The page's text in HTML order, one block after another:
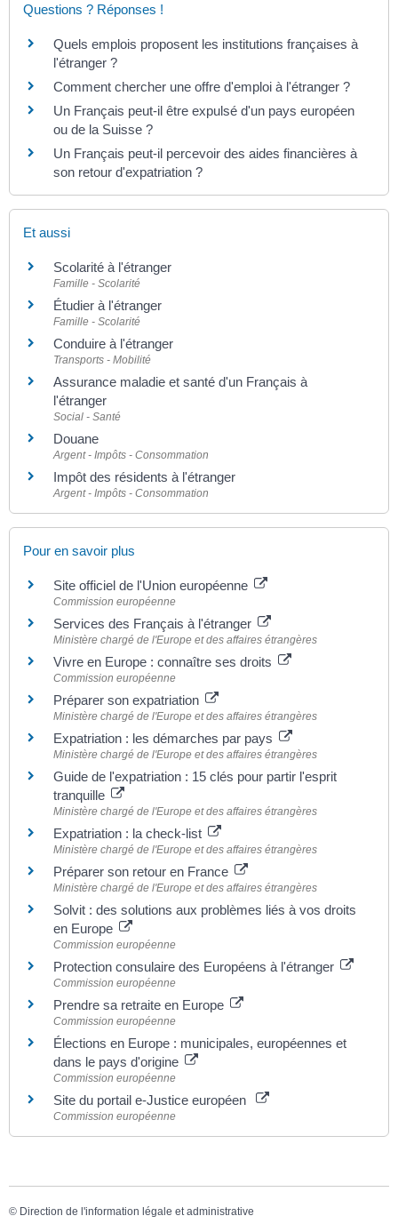
Questions ? Réponses !
Quels emplois proposent les institutions françaises à
l'étranger ?
Comment chercher une offre d'emploi à l'étranger ?
Un Français peut-il être expulsé d'un pays européen
ou de la Suisse ?
Un Français peut-il percevoir des aides financières à
son retour d'expatriation ?
Et aussi
Scolarité à l'étranger
Famille - Scolarité
Étudier à l'étranger
Famille - Scolarité
Conduire à l'étranger
Transports - Mobilité
Assurance maladie et santé d'un Français à
l'étranger
Social - Santé
Douane
Argent - Impôts - Consommation
Impôt des résidents à l'étranger
Argent - Impôts - Consommation
Pour en savoir plus
Site officiel de l'Union européenne
Commission européenne
Services des Français à l'étranger
Ministère chargé de l'Europe et des affaires étrangères
Vivre en Europe : connaître ses droits
Commission européenne
Préparer son expatriation
Ministère chargé de l'Europe et des affaires étrangères
Expatriation : les démarches par pays
Ministère chargé de l'Europe et des affaires étrangères
Guide de l'expatriation : 15 clés pour partir l'esprit
tranquille
Ministère chargé de l'Europe et des affaires étrangères
Expatriation : la check-list
Ministère chargé de l'Europe et des affaires étrangères
Préparer son retour en France
Ministère chargé de l'Europe et des affaires étrangères
Solvit : des solutions aux problèmes liés à vos droits
en Europe
Commission européenne
Protection consulaire des Européens à l'étranger
Commission européenne
Prendre sa retraite en Europe
Commission européenne
Élections en Europe : municipales, européennes et
dans le pays d'origine
Commission européenne
Site du portail e-Justice européen
Commission européenne
© Direction de l'information légale et administrative